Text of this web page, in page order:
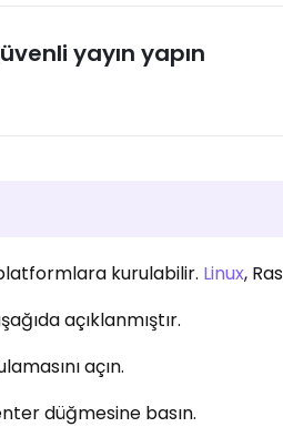
yayın yapın
kurulabilir. Linux,
açıklanmıştır.
açın.
düğmesine basın.